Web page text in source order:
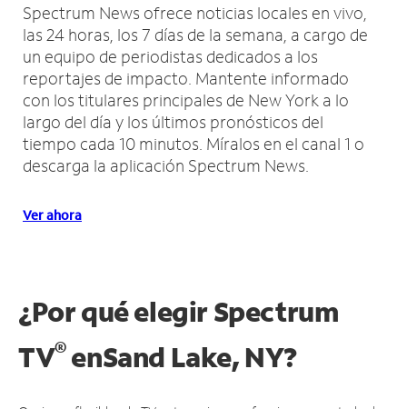
Spectrum News ofrece noticias locales en vivo,
las 24 horas, los 7 días de la semana, a cargo de
un equipo de periodistas dedicados a los
reportajes de impacto. Mantente informado
con los titulares principales de New York a lo
largo del día y los últimos pronósticos del
tiempo cada 10 minutos. Míralos en el canal 1 o
descarga la aplicación Spectrum News.
Ver ahora
¿Por qué elegir Spectrum
TV®enSand Lake, NY?